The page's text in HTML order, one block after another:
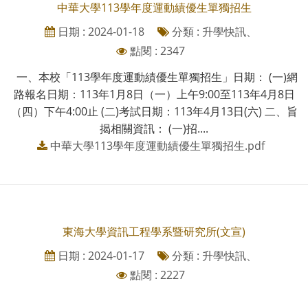
中華大學113學年度運動績優生單獨招生
日期 : 2024-01-18
分類 : 升學快訊、
點閱 : 2347
一、本校「113學年度運動績優生單獨招生」日期： (一)網
路報名日期：113年1月8日（一）上午9:00至113年4月8日
（四）下午4:00止 (二)考試日期：113年4月13日(六) 二、旨
揭相關資訊： (一)招....
中華大學113學年度運動績優生單獨招生.pdf
東海大學資訊工程學系暨研究所(文宣)
日期 : 2024-01-17
分類 : 升學快訊、
點閱 : 2227